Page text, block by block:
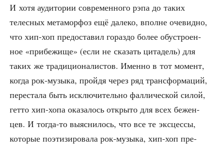
И хотя ауди­то­рии совре­мен­но­го рэпа до таких
телес­ных мета­мор­фоз ещё дале­ко, вполне оче­вид­но,
что хип-хоп предо­ста­вил гораз­до более обу­стро­ен­
ное «при­бе­жи­ще» (если не ска­зать цита­дель) для
таких же тра­ди­ци­о­на­ли­стов. Имен­но в тот момент,
когда рок-музы­ка, прой­дя через ряд транс­фор­ма­ций,
пере­ста­ла быть исклю­чи­тель­но фал­ли­че­ской силой,
гет­то хип-хопа ока­за­лось откры­то для всех бежен­
цев. И тогда-то выяс­ни­лось, что все те экс­цес­сы,
кото­рые поэ­ти­зи­ро­ва­ла рок-музы­ка, хип-хоп пре­